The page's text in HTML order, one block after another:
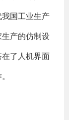
国工业生产
产的仿制设
了人机界面